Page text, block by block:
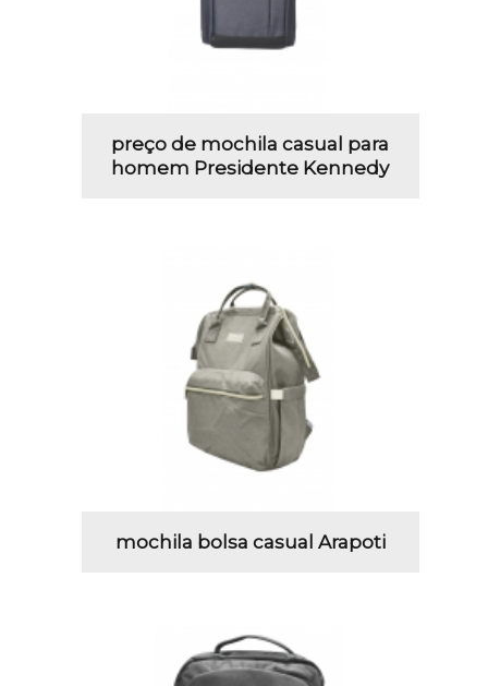
preço de mochila casual para
homem Presidente Kennedy
mochila bolsa casual Arapoti